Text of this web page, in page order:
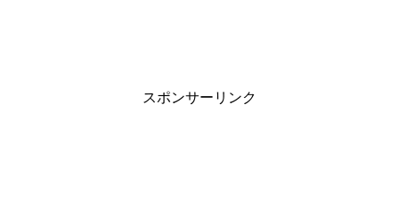
スポンサーリンク